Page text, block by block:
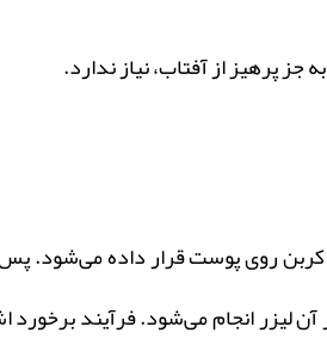
پرهیز از آفتاب، نیاز ندارد.
کربن روی پوست قرار داده
لیزر انجام می‌شود. فرآیند